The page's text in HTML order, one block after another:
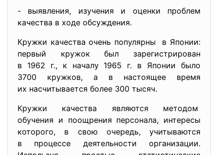
- выявления, изучения и оценки проблем
качества в ходе обсуждения.
Кружки качества очень популярны в Японии:
первый кружок был зарегистрирован
в 1962 г., к началу 1965 г. в Японии было
3700 кружков, а в настоящее время
их насчитывается более 300 тысяч.
Кружки качества являются методом
обучения и поощрения персонала, интересы
которого, в свою очередь, учитываются
в процессе деятельности организации.